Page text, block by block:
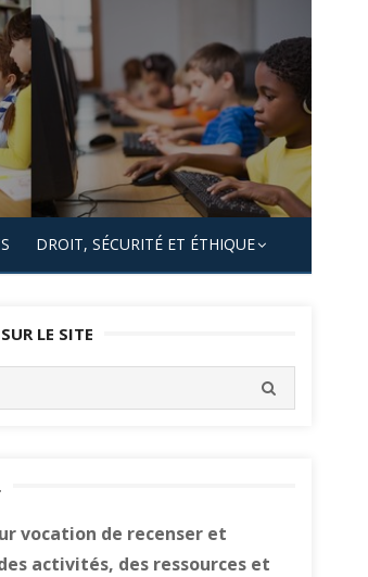
DROIT, SÉCURITÉ ET ÉTHIQUE
LE SITE
vocation de recenser et
activités, des ressources et